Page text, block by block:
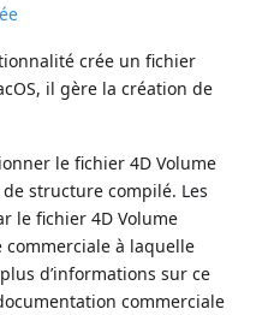
crée un fichier
il gère la création de
le fichier 4D Volume
structure compilé. Les
le fichier 4D Volume
commerciale à laquelle
d’informations sur ce
commerciale